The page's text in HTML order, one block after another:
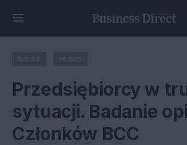
Przedsiębiorcy w
sytuacji. Badanie
Członków BCC